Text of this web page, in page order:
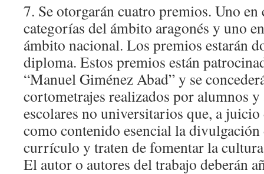
7. Se otorgarán cuatro premios. Uno en
categorías del ámbito aragonés y uno
ámbito nacional. Los premios estarán
diploma. Estos premios están
“Manuel Giménez Abad” y se
cortometrajes realizados por alumnos
escolares no universitarios que, a
como contenido esencial la
currículo y traten de fomentar la
El autor o autores del trabajo deberán